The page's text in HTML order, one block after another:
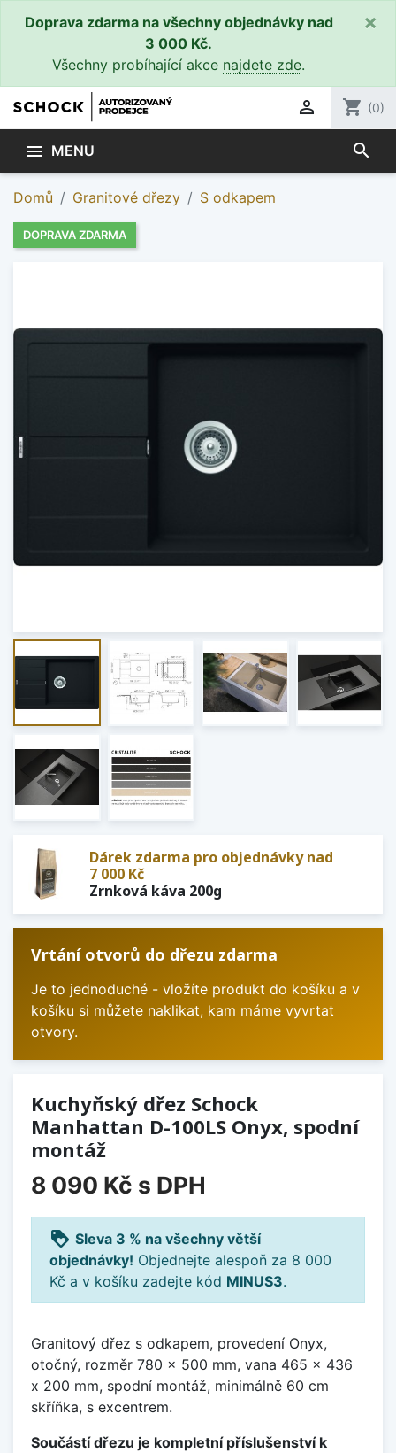
Doprava zdarma na všechny objednávky nad
3 000 Kč.
Všechny probíhající akce najdete zde.
×
 shopping_cart (0)
 MENU search
Domů Granitové dřezy S odkapem
DOPRAVA ZDARMA
Dárek zdarma pro objednávky nad
7 000 Kč
Zrnková káva 200g
Vrtání otvorů do dřezu zdarma
Je to jednoduché - vložíte produkt do košíku a v
košíku si můžete naklikat, kam máme vyvrtat
otvory.
Kuchyňský dřez Schock
Manhattan D-100LS Onyx, spodní
montáž
8 090 Kč s DPH
loyalty Sleva 3 % na všechny větší
objednávky! Objednejte alespoň za 8 000
Kč a v košíku zadejte kód MINUS3.
Granitový dřez s odkapem, provedení Onyx,
otočný, rozměr 780 x 500 mm, vana 465 x 436
x 200 mm, spodní montáž, minimálně 60 cm
skříňka, s excentrem.
Součástí dřezu je kompletní příslušenství k